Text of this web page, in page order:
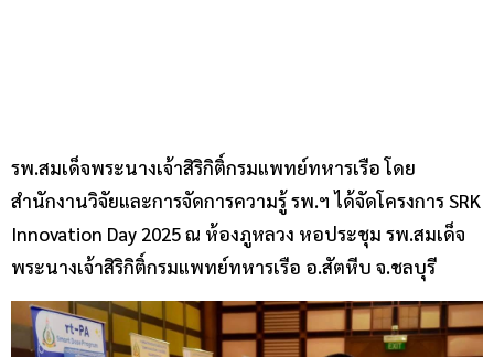
รพ.สมเด็จพระนางเจ้าสิริกิติ์กรมแพทย์ทหารเรือ โดย
สำนักงานวิจัยและการจัดการความรู้ รพ.ฯ ได้จัดโครงการ SRK
Innovation Day 2025 ณ ห้องภูหลวง หอประชุม รพ.สมเด็จ
พระนางเจ้าสิริกิติ์กรมแพทย์ทหารเรือ อ.สัตหีบ จ.ชลบุรี